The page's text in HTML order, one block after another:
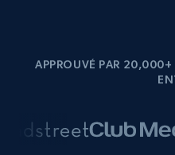
APPROUVÉ PAR